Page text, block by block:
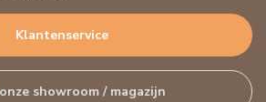
Klantenservice
showroom / magazijn